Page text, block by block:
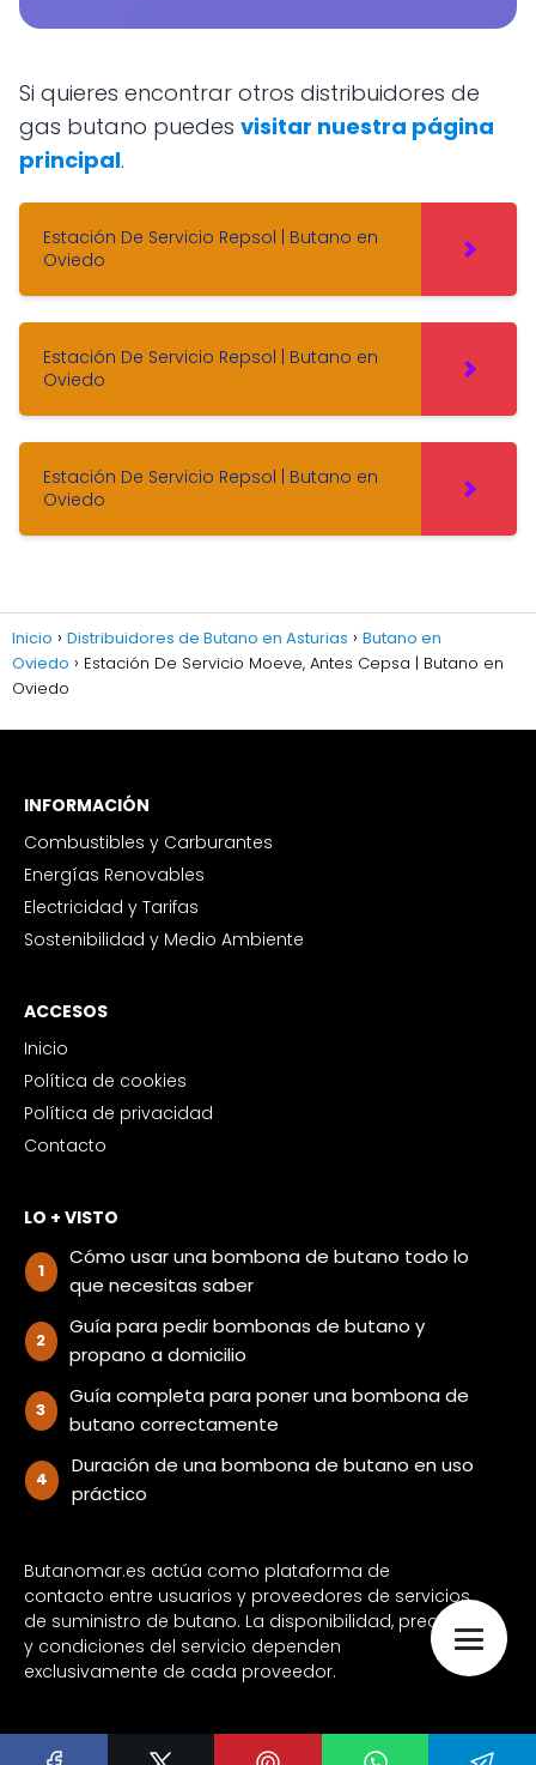
Si quieres encontrar otros distribuidores de
gas butano puedes visitar nuestra página
principal.
Estación De Servicio Repsol | Butano en
Oviedo
Estación De Servicio Repsol | Butano en
Oviedo
Estación De Servicio Repsol | Butano en
Oviedo
Inicio Distribuidores de Butano en Asturias
Butano en
Oviedo
Estación De Servicio Moeve, Antes Cepsa | Butano en
Oviedo
INFORMACIÓN
Combustibles y Carburantes
Energías Renovables
Electricidad y Tarifas
Sostenibilidad y Medio Ambiente
ACCESOS
Inicio
Política de cookies
Política de privacidad
Contacto
LO + VISTO
Cómo usar una bombona de butano todo lo
que necesitas saber
Guía para pedir bombonas de butano y
propano a domicilio
Guía completa para poner una bombona de
butano correctamente
Duración de una bombona de butano en uso
práctico
Butanomar.es actúa como plataforma de
contacto entre usuarios y proveedores de servicios
de suministro de butano. La disponibilidad, precios
y condiciones del servicio dependen
exclusivamente de cada proveedor.